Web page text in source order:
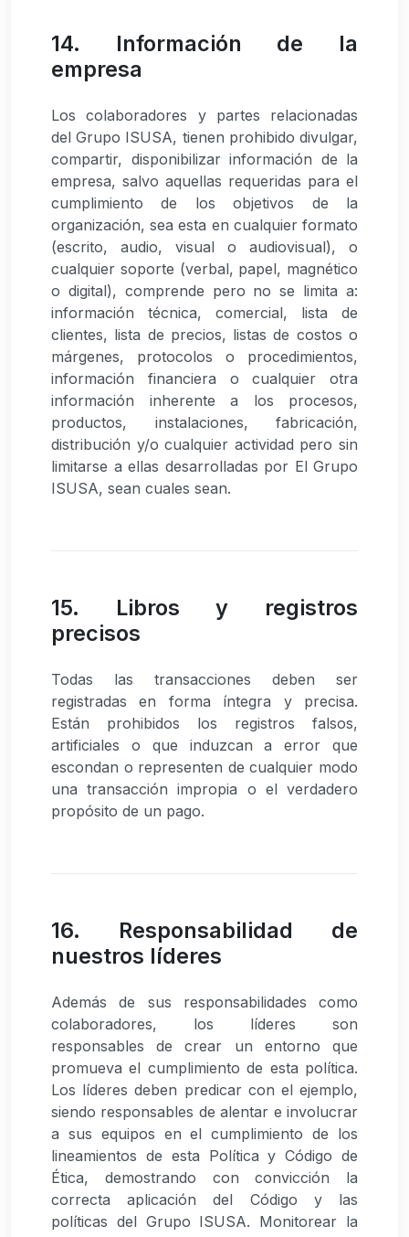
14. Información de la
empresa
Los colaboradores y partes relacionadas
del Grupo ISUSA, tienen prohibido divulgar,
compartir, disponibilizar información de la
empresa, salvo aquellas requeridas para el
cumplimiento de los objetivos de la
organización, sea esta en cualquier formato
(escrito, audio, visual o audiovisual), o
cualquier soporte (verbal, papel, magnético
o digital), comprende pero no se limita a:
información técnica, comercial, lista de
clientes, lista de precios, listas de costos o
márgenes, protocolos o procedimientos,
información financiera o cualquier otra
información inherente a los procesos,
productos, instalaciones, fabricación,
distribución y/o cualquier actividad pero sin
limitarse a ellas desarrolladas por El Grupo
ISUSA, sean cuales sean.
15. Libros y registros
precisos
Todas las transacciones deben ser
registradas en forma íntegra y precisa.
Están prohibidos los registros falsos,
artificiales o que induzcan a error que
escondan o representen de cualquier modo
una transacción impropia o el verdadero
propósito de un pago.
16. Responsabilidad de
nuestros líderes
Además de sus responsabilidades como
colaboradores, los líderes son
responsables de crear un entorno que
promueva el cumplimiento de esta política.
Los líderes deben predicar con el ejemplo,
siendo responsables de alentar e involucrar
a sus equipos en el cumplimiento de los
lineamientos de esta Política y Código de
Ética, demostrando con convicción la
correcta aplicación del Código y las
políticas del Grupo ISUSA. Monitorear la